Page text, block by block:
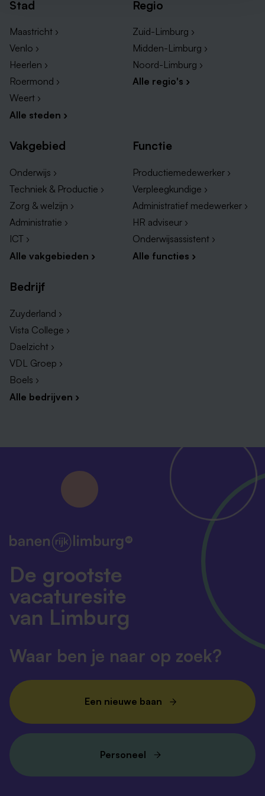
Stad
Maastricht ›
Venlo ›
Heerlen ›
Roermond ›
Weert ›
Alle steden ›
Regio
Zuid-Limburg ›
Midden-Limburg ›
Noord-Limburg ›
Alle regio's ›
Vakgebied
Onderwijs ›
Techniek & Productie ›
Zorg & welzijn ›
Administratie ›
ICT ›
Alle vakgebieden ›
Functie
Productiemedewerker ›
Verpleegkundige ›
Administratief medewerker ›
HR adviseur ›
Onderwijsassistent ›
Alle functies ›
Bedrijf
Zuyderland ›
Vista College ›
Daelzicht ›
VDL Groep ›
Boels ›
Alle bedrijven ›
De grootste
vacaturesite
van Limburg
Waar ben je naar op zoek?
Een nieuwe baan
Personeel